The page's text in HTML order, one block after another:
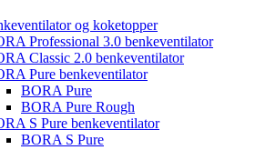
og koketopper
Professional 3.0 benkeventilator
Classic 2.0 benkeventilator
Pure benkeventilator
BORA Pure
BORA Pure Rough
S Pure benkeventilator
BORA S Pure